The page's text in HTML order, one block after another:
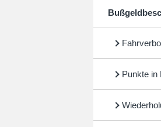
Punkte in